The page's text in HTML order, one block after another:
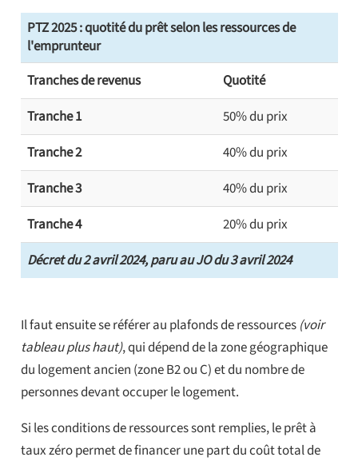
PTZ 2025 : quotité du prêt selon les ressources de
l'emprunteur
Décret du 2 avril 2024, paru au JO du 3 avril 2024
Tranches de revenus
Quotité
Tranche 1
50% du prix
Tranche 2
40% du prix
Tranche 3
40% du prix
Tranche 4
20% du prix
Il faut ensuite se référer au plafonds de ressources (voir
tableau plus haut), qui dépend de la zone géographique
du logement ancien (zone B2 ou C) et du nombre de
personnes devant occuper le logement.
Si les conditions de ressources sont remplies, le prêt à
taux zéro permet de financer une part du coût total de